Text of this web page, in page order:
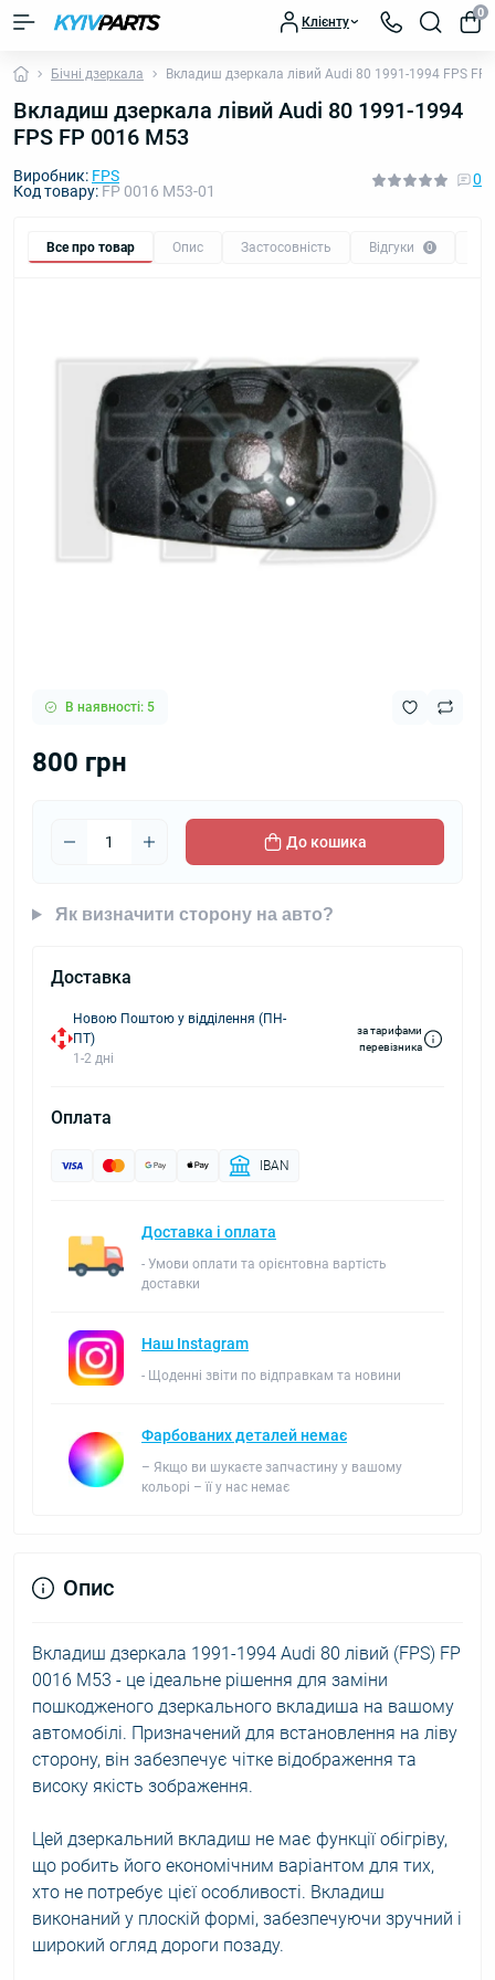
Клієнту
0
Бічні дзеркала Вкладиш дзеркала лівий Audi 80 1991-1994 FPS FP
Вкладиш дзеркала лівий Audi 80 1991-1994
FPS FP 0016 M53
Виробник: FPS
Код товару: FP 0016 M53-01
0
Все про товар Опис Застосовність Відгуки 0
В наявності: 5
800 грн
До кошика
Як визначити сторону на авто?
Доставка
Новою Поштою у відділення (ПН-
ПТ)
1-2 дні
за тарифами
перевізника
Оплата
IBAN
Доставка і оплата
- Умови оплати та орієнтовна вартість
доставки
Наш Instagram
- Щоденні звіти по відправкам та новини
Фарбованих деталей немає
– Якщо ви шукаєте запчастину у вашому
кольорі – її у нас немає
Опис
Вкладиш дзеркала 1991-1994 Audi 80 лівий (FPS) FP
0016 M53 - це ідеальне рішення для заміни
пошкодженого дзеркального вкладиша на вашому
автомобілі. Призначений для встановлення на ліву
сторону, він забезпечує чітке відображення та
високу якість зображення.
Цей дзеркальний вкладиш не має функції обігріву,
що робить його економічним варіантом для тих,
хто не потребує цієї особливості. Вкладиш
виконаний у плоскій формі, забезпечуючи зручний і
широкий огляд дороги позаду.